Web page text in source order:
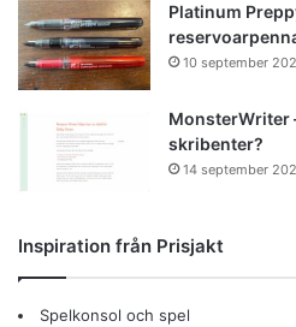
Platinum
10 september
MonsterWriter
skribenter?
14 september
Inspiration från Prisjakt
Spelkonsol och spel